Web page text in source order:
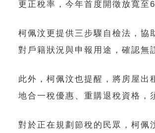
更正稅率，今年首度開徵放寬至
柯佩汶更提供三步驟自檢法，協
對戶籍狀況與申報用途，確認無
此外，柯佩汶也提醒，將房屋出
地合一稅優惠、重購退稅資格，
對於正在規劃節稅的民眾，柯佩